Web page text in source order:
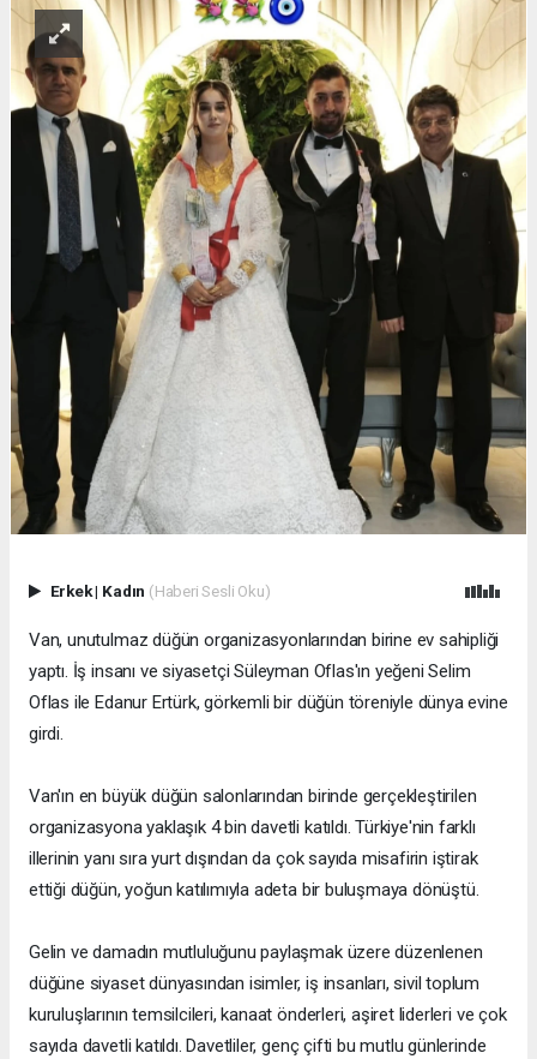
Erkek| Kadın (Haberi Sesli Oku)
Van, unutulmaz düğün organizasyonlarından birine ev sahipliği
yaptı. İş insanı ve siyasetçi Süleyman Oflas'ın yeğeni Selim
Oflas ile Edanur Ertürk, görkemli bir düğün töreniyle dünya evine
girdi.
Van'ın en büyük düğün salonlarından birinde gerçekleştirilen
organizasyona yaklaşık 4 bin davetli katıldı. Türkiye'nin farklı
illerinin yanı sıra yurt dışından da çok sayıda misafirin iştirak
ettiği düğün, yoğun katılımıyla adeta bir buluşmaya dönüştü.
Gelin ve damadın mutluluğunu paylaşmak üzere düzenlenen
düğüne siyaset dünyasından isimler, iş insanları, sivil toplum
kuruluşlarının temsilcileri, kanaat önderleri, aşiret liderleri ve çok
sayıda davetli katıldı. Davetliler, genç çifti bu mutlu günlerinde